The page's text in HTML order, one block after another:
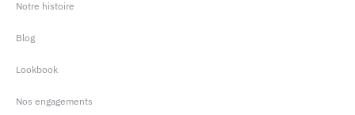
Notre histoire
Blog
Lookbook
Nos engagements